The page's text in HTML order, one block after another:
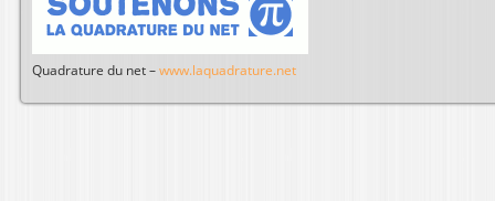
Quadrature du net – www.laquadrature.net